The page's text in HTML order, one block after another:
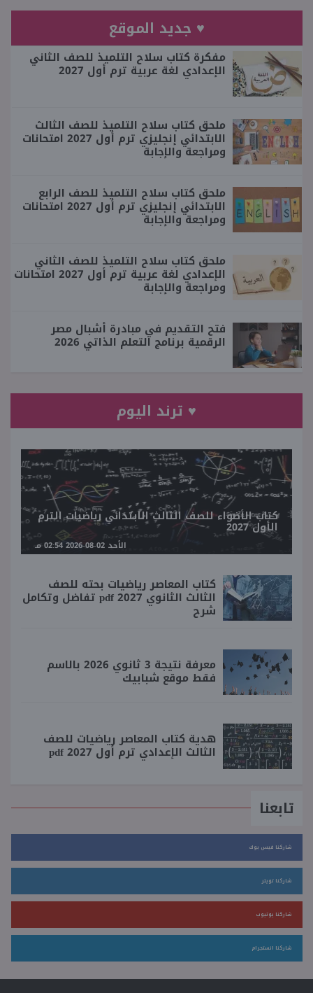
♥ جديد الموقع
مفكرة كتاب سلاح التلميذ للصف الثاني
الإعدادي لغة عربية ترم أول 2027
ملحق كتاب سلاح التلميذ للصف الثالث
الابتدائي إنجليزي ترم أول 2027 امتحانات
ومراجعة والإجابة
ملحق كتاب سلاح التلميذ للصف الرابع
الابتدائي إنجليزي ترم أول 2027 امتحانات
ومراجعة والإجابة
ملحق كتاب سلاح التلميذ للصف الثاني
الإعدادي لغة عربية ترم أول 2027 امتحانات
ومراجعة والإجابة
فتح التقديم في مبادرة أشبال مصر
الرقمية برنامج التعلم الذاتي 2026
♥ ترند اليوم
كتاب الأضواء للصف الثالث الابتدائي رياضيات الترم
الأول 2027
الأحد 02-08-2026 02:54 مـ
كتاب المعاصر رياضيات بحته للصف
الثالث الثانوي 2027 pdf تفاضل وتكامل
شرح
معرفة نتيجة 3 ثانوي 2026 بالاسم
فقط موقع شبابيك
هدية كتاب المعاصر رياضيات للصف
الثالث الإعدادي ترم أول 2027 pdf
تابعنا
شاركنا فيس بوك
شاركنا تويتر
شاركنا يوتيوب
شاركنا انستجرام